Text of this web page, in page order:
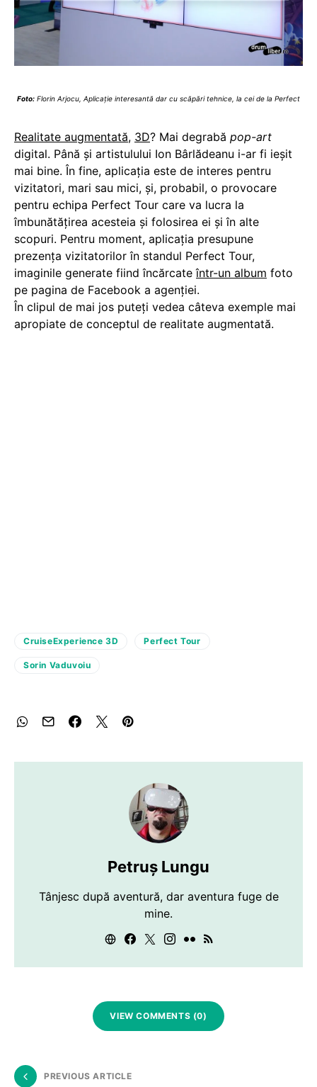
Foto: Florin Arjocu, Aplicație interesantă dar cu scăpări tehnice, la cei de la Perfect
Realitate augmentată, 3D? Mai degrabă pop-art
digital. Până și artistulului Ion Bârlădeanu i-ar fi ieșit
mai bine. În fine, aplicația este de interes pentru
vizitatori, mari sau mici, și, probabil, o provocare
pentru echipa Perfect Tour care va lucra la
îmbunătățirea acesteia și folosirea ei și în alte
scopuri. Pentru moment, aplicația presupune
prezența vizitatorilor în standul Perfect Tour,
imaginile generate fiind încărcateîntr-un album foto
pe pagina de Facebook a agenției.
În clipul de mai jos puteți vedea câteva exemple mai
apropiate de conceptul de realitate augmentată.
CruiseExperience 3D Perfect Tour
Sorin Vaduvoiu
Petruș Lungu
Tânjesc după aventură, dar aventura fuge de
mine.
VIEW COMMENTS (0)
PREVIOUS ARTICLE